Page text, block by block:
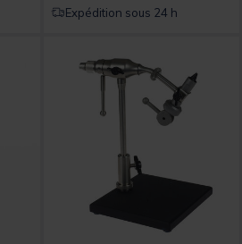
Expédition sous 24 h